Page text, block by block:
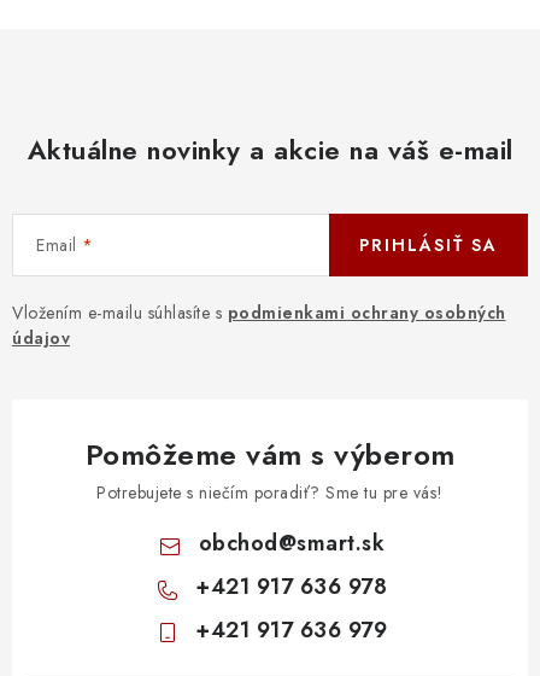
Aktuálne novinky a akcie na váš e-mail
Email
Vložením e-mailu súhlasíte s podmienkami ochrany osobných
údajov
PRIHLÁSIŤ SA
Pomôžeme vám s výberom
Potrebujete s niečím poradiť? Sme tu pre vás!
obchod@smart.sk
+421 917 636 978
+421 917 636 979